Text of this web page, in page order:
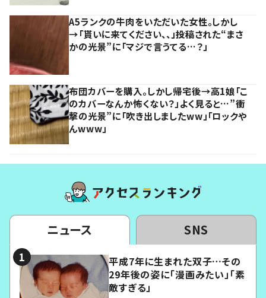
A5ランクの牛肉をいただいた女性。しかし
→「貰いに来てください、、」投稿された“まさ
かの光景”に「マジで言うてる…？」
布団カバーを購入。しかし帰宅後→高1娘「こ
のカバーなんか怖くない？」よく見ると…”衝
撃の光景”に「吹き出しましたww」「ロックや
んwww」
ニュース SNS
平成7年に生まれた双子…その
29年後の姿に「漫画みたい」「素
敵すぎる」